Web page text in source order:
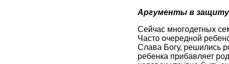
Аргументы в
Сейчас многодетных
Часто очередной
Слава Богу, решились
ребенка прибавляет